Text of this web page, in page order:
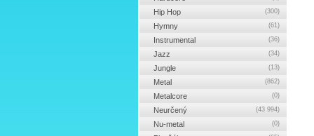
Hip Hop (300)
Hymny (61)
Instrumental (36)
Jazz (34)
Jungle (13)
Metal (862)
Metalcore (0)
Neurčený (43 994)
Nu-metal (0)